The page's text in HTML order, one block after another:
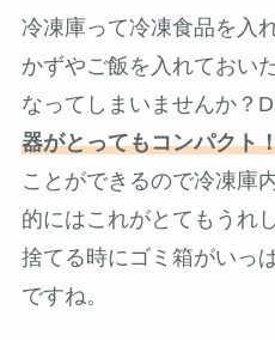
冷凍庫って冷凍食品を入
かずやご飯を入れておい
なってしまいませんか？
器がとってもコンパクト
ことができるので冷凍庫
的にはこれがとてもうれ
捨てる時にゴミ箱がいっ
ですね。